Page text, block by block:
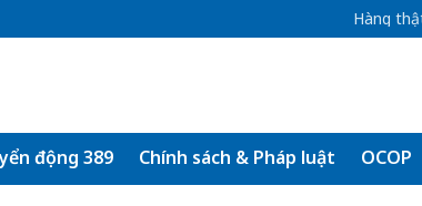
Hàng
động 389 Chính sách & Pháp luật OCOP